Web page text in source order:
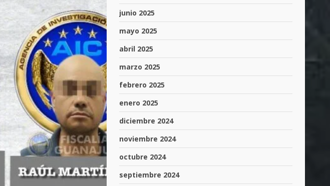
junio 2025
mayo 2025
abril 2025
marzo 2025
febrero 2025
enero 2025
diciembre 2024
noviembre 2024
octubre 2024
septiembre 2024